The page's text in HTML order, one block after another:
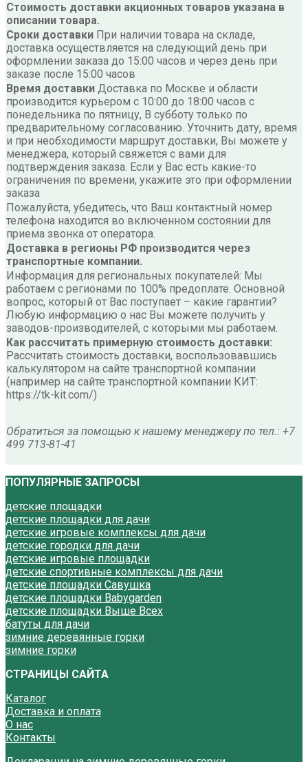
Стоимость доставки акционных товаров указана в
описании товара.
Сроки доставки При наличии товара на складе,
доставка осуществляется на следующий день при
оформлении заказа до 15:00 часов и через день при
заказе после 15:00 часов
Время доставки Доставка по Москве и области
производится курьером с 10:00 до 18:00 часов с
понедельника по пятницу, В субботу только по
предварительному согласованию. Уточнить дату, время
и при необходимости маршрут доставки, Вы можете у
менеджера, который свяжется с вами для
подтверждения заказа. Если у Вас есть какие-то
ограничения по времени, укажите это при оформлении
заказа
Пожалуйста, убедитесь, что Ваш контактный номер
телефона находится во включенном состоянии для
приема звонка от оператора.
Доставка в регионы РФ производится через
транспортные компании.
Информация для региональных покупателей: Мы
работаем с регионами по 100% предоплате. Основной
вопрос, который от Вас поступает – какие гарантии?
Любую информацию о нас Вы можете получить у
заводов-производителей, с которыми мы работаем.
Как рассчитать примерную стоимость доставки:
Рассчитать стоимость доставки, воспользовавшись
калькулятором на сайте транспортной компании
(например на сайте транспортной компании КИТ:
https://tk-kit.com/)
Обратиться за помощью к нашему менеджеру по тел.: +7
499 713-81-41
ПОПУЛЯРНЫЕ ЗАПРОСЫ
детские площадки
детские площадки для дачи
детские игровые комплексы для дачи
детские городки для дачи
детские игровые площадки
детские спортивные комплексы для дачи
детские площадки Савушка
детские площадки Babygarden
детские площадки Выше Всех
батуты для дачи
зимние деревянные горки
зимние горки
СТРАНИЦЫ САЙТА
Каталог
Доставка и оплата
О нас
Контакты